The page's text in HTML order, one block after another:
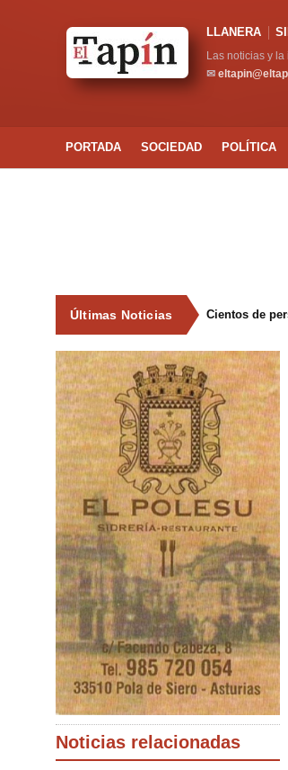
LLANERA
Las noticias y
✉
PORTADA SOCIEDAD POLÍTICA
Últimas Noticias Cientos de
Noticias relacionadas